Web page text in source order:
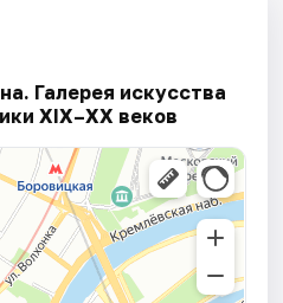
Галерея искусства
XIX–XX веков